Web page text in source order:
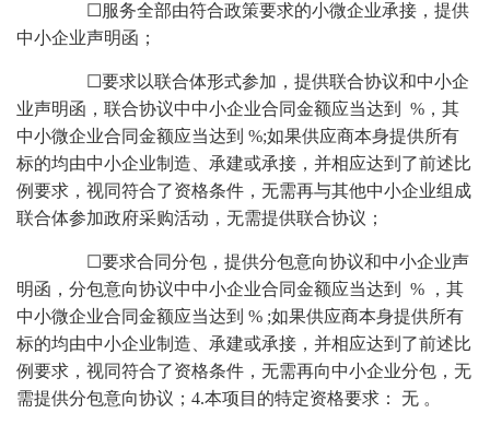
☐服务全部由符合政策要求的小微企业承接，提供
中小企业声明函；
☐要求以联合体形式参加，提供联合协议和中小企
业声明函，联合协议中中小企业合同金额应当达到 %，其
中小微企业合同金额应当达到 %;如果供应商本身提供所有
标的均由中小企业制造、承建或承接，并相应达到了前述比
例要求，视同符合了资格条件，无需再与其他中小企业组成
联合体参加政府采购活动，无需提供联合协议；
☐要求合同分包，提供分包意向协议和中小企业声
明函，分包意向协议中中小企业合同金额应当达到 % ，其
中小微企业合同金额应当达到 % ;如果供应商本身提供所有
标的均由中小企业制造、承建或承接，并相应达到了前述比
例要求，视同符合了资格条件，无需再向中小企业分包，无
需提供分包意向协议；4.本项目的特定资格要求： 无 。